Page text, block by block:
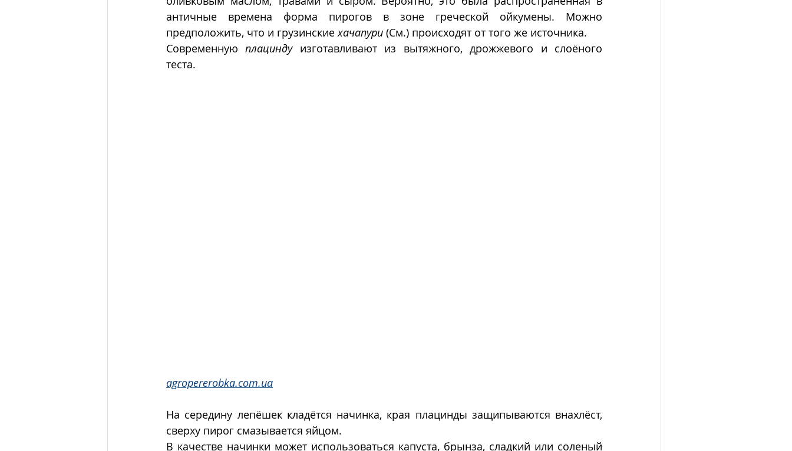
античные времена форма пирогов в зоне греческой ойкумены. Можно
предположить, что и грузинские хачапури (См.) происходят от того же источника.
Современную плацинду изготавливают из вытяжного, дрожжевого и слоёного
теста.
agropererobka.com.ua
На середину лепёшек кладётся начинка, края плацинды защипываются внахлёст,
сверху пирог смазывается яйцом.
В качестве начинки может использоваться капуста, брынза, сладкий или соленый